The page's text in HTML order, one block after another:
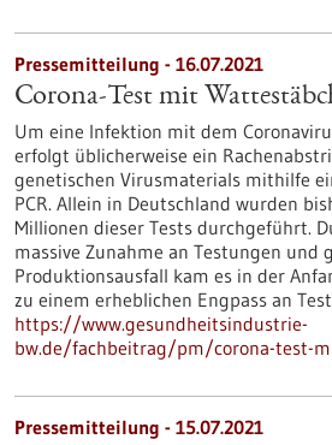
Pressemitteilung - 16.07.2021
Corona-Test mit
Um eine Infektion mit dem
erfolgt üblicherweise ein
genetischen Virusmaterials mithilfe
PCR. Allein in Deutschland wurden
Millionen dieser Tests durchgeführt.
massive Zunahme an Testungen und
Produktionsausfall kam es in der
zu einem erheblichen Engpass an
https://www.gesundheitsindustrie-
bw.de/fachbeitrag/pm/corona-test-
Pressemitteilung - 15.07.2021